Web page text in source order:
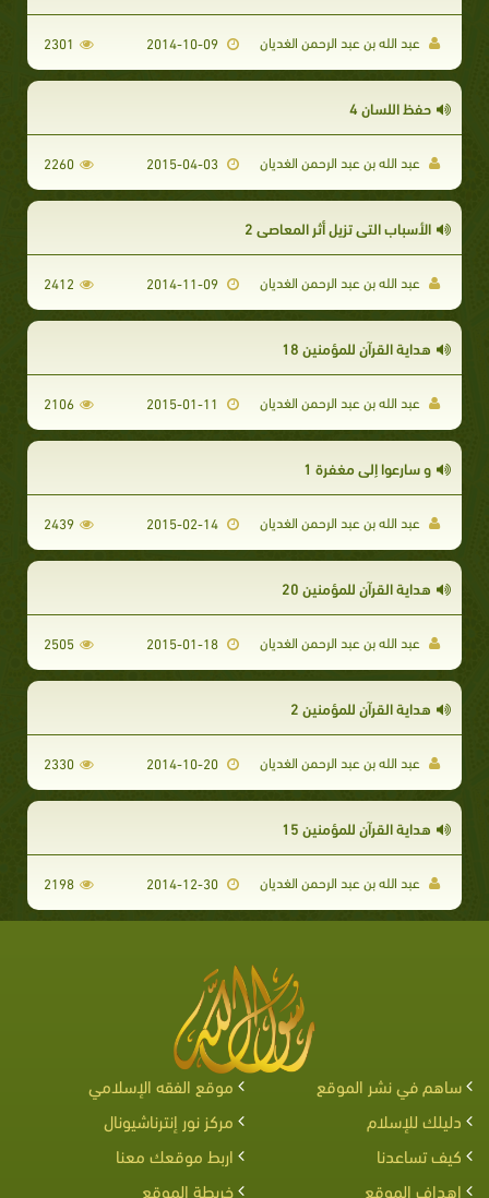
عبد الله بن عبد الرحمن الغديان 2014-10-09
2301
حفظ اللسان 4
عبد الله بن عبد الرحمن الغديان 2015-04-03
2260
الأسباب التي تزيل أثر المعاصي 2
عبد الله بن عبد الرحمن الغديان 2014-11-09
2412
هداية القرآن للمؤمنين 18
عبد الله بن عبد الرحمن الغديان 2106
و سارعوا إلى مغفرة 1
عبد الله بن عبد الرحمن الغديان 2015-02-14
2439
هداية القرآن للمؤمنين 20
عبد الله بن عبد الرحمن الغديان 2015-01-18
2505
هداية القرآن للمؤمنين 2
عبد الله بن عبد الرحمن الغديان 2014-10-20
2330
هداية القرآن للمؤمنين 15
عبد الله بن عبد الرحمن الغديان 2014-12-30
2198
ساهم في نشر الموقع
موقع الفقه الإسلامي
دليلك للإسلام
مركز نور إنترناشيونال
كيف تساعدنا
اربط موقعك معنا
اهداف الموقع
خريطة الموقع